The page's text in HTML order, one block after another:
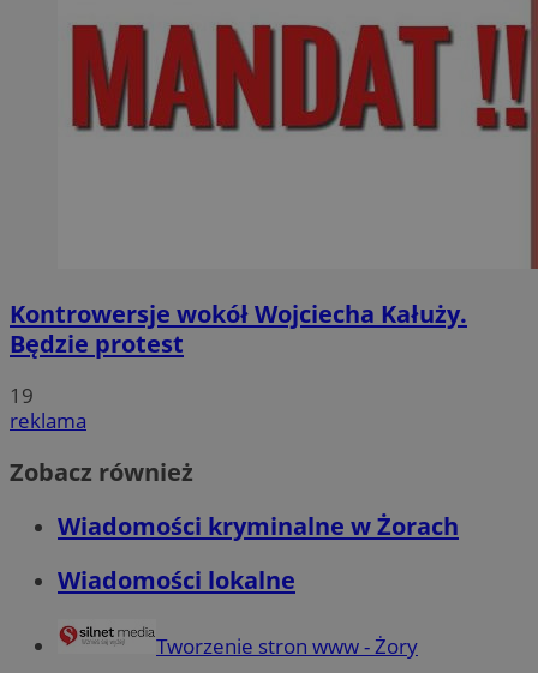
Kontrowersje wokół Wojciecha Kałuży.
Będzie protest
19
reklama
Zobacz również
Wiadomości kryminalne w Żorach
Wiadomości lokalne
Tworzenie stron www - Żory